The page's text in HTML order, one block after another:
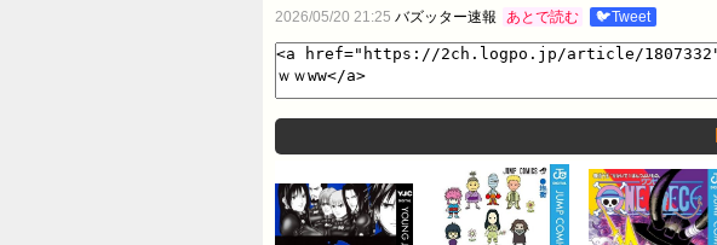
2026/05/20 21:25 バズッター速報 あとで読む 🐦Tweet